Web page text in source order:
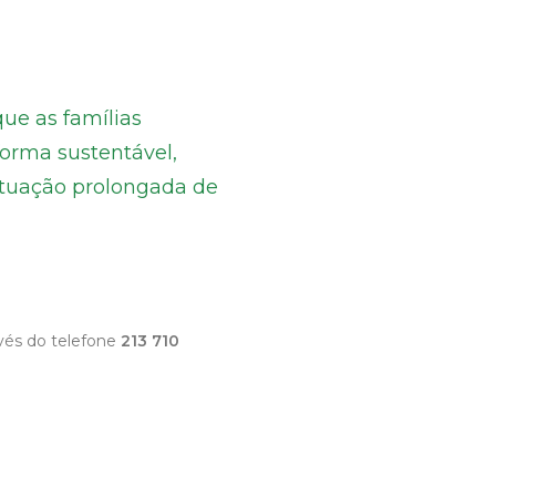
as famílias
sustentável,
prolongada de
do telefone 213 710